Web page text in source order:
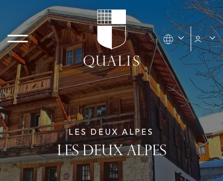
LES DEUX ALPES
LES DEUX ALPES